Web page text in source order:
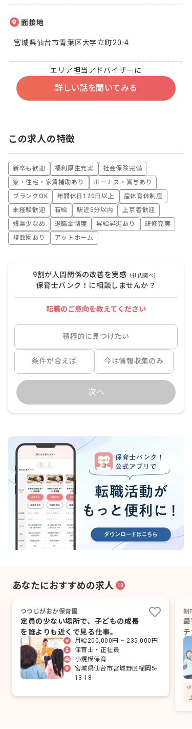
面接地
宮城県仙台市青葉区大字立町20-4
エリア担当アドバイザーに
詳しい話を聞いてみる
この求人の特徴
新卒も歓迎 福利厚生充実
社会保険完備
寮・住宅・家賃補助あり
ボーナス・賞与あり
ブランクOK
年間休日120日以上
産休育休制度
未経験歓迎
有給 駅近5分以内
上京者歓迎
残業少なめ
退職金制度 昇給昇進あり
研修充実
複数園あり
アットホーム
9割が人間関係の改善を実感 （社内調べ）
保育士バンク！に相談しませんか？
転職のご意向を教えてください
積極的に見つけたい
条件が合えば 今は情報収集のみ
次へ
あなたにおすすめの求人 10
つつじがおか保育園
定員の少ない場所で、子どもの成長
を誰よりも近くで見る仕事。
月給200,000円 ~ 235,000円
保育士・正社員
小規模保育
宮城県仙台市宮城野区榴岡5-
13-18
朝